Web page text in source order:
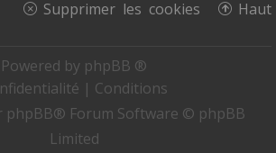
Haut
Supprimer les cookies
Powered by phpBB ®
| Conditions
phpBB® Forum Software © phpBB
Limited